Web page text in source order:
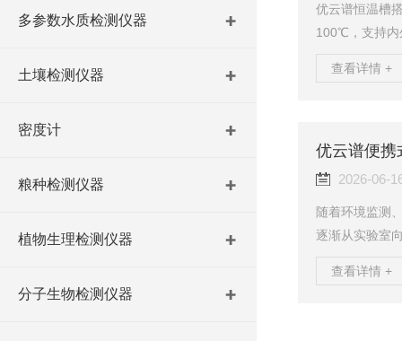
多参数水质检测仪器
土壤检测仪器
密度计
粮种检测仪器
植物生理检测仪器
分子生物检测仪器
优云谱恒温槽
100℃，支持内
是科研与工业
通恒温水浴，
的宽温域区间
查看详情 +
2026-06-
随着环境监测
逐渐从实验室
准确的便携式
查看详情 +